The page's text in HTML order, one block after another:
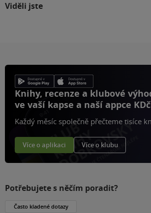
Viděli jste
Knihy, recenze a klubové
ve vaší kapse a naší appce
Každý měsíc společně přečteme tisíce
Více o aplikaci Více o klubu
Potřebujete s něčím poradit?
Často kladené dotazy